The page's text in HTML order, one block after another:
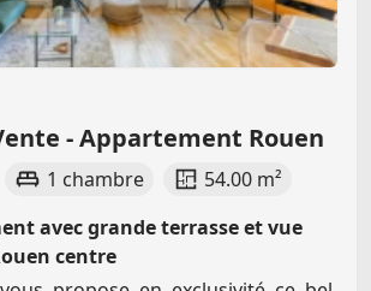
- Appartement Rouen
1 chambre
54.00 m²
avec grande terrasse et vue
centre